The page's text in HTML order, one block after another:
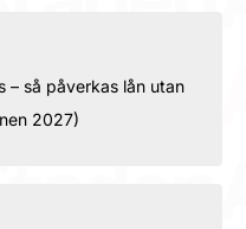
– så påverkas lån utan
2027)